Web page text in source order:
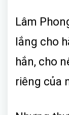
Lâm
lắng cho
hắn, cho
riêng của